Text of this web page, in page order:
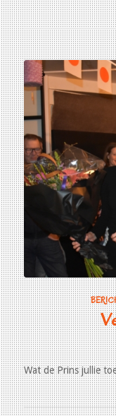
Wat de Prins jullie